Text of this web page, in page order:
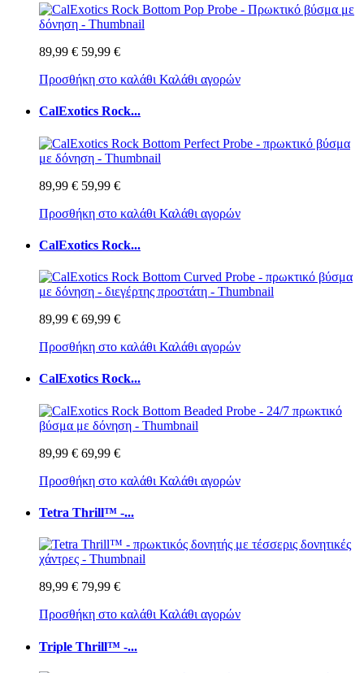
89,99 € 59,99 €
Προσθήκη στο καλάθι Καλάθι αγορών
CalExotics Rock...
89,99 € 59,99 €
Προσθήκη στο καλάθι Καλάθι αγορών
CalExotics Rock...
89,99 € 69,99 €
Προσθήκη στο καλάθι Καλάθι αγορών
CalExotics Rock...
89,99 € 69,99 €
Προσθήκη στο καλάθι Καλάθι αγορών
Tetra Thrill™ -...
89,99 € 79,99 €
Προσθήκη στο καλάθι Καλάθι αγορών
Triple Thrill™ -...